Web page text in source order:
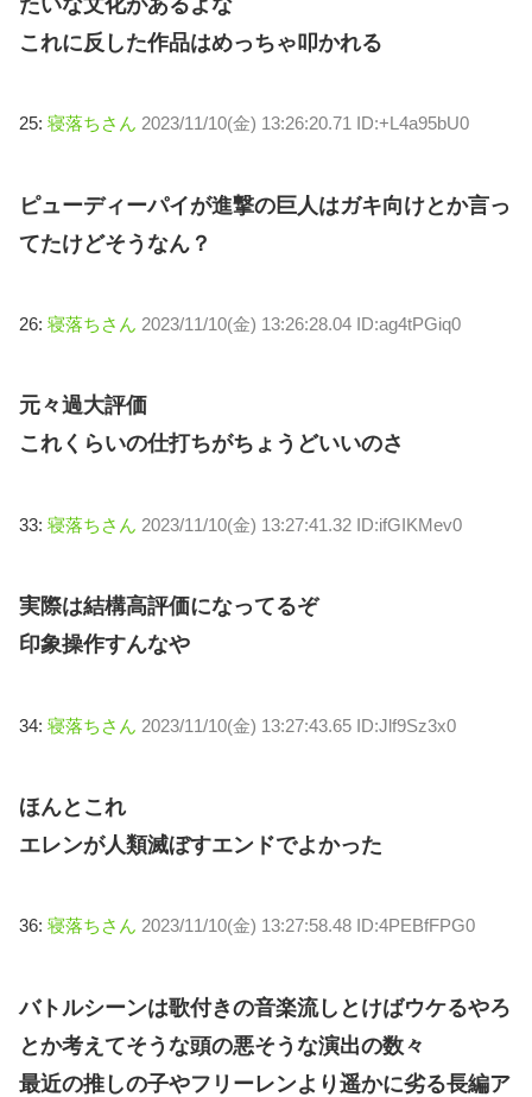
これに反した作品はめっちゃ叩かれる
25: 寝落ちさん 2023/11/10(金) 13:26:20.71 ID:+L4a95bU0
ピューディーパイが進撃の巨人はガキ向けとか言っ
てたけどそうなん？
26: 寝落ちさん 2023/11/10(金) 13:26:28.04 ID:ag4tPGiq0
元々過大評価
これくらいの仕打ちがちょうどいいのさ
33: 寝落ちさん 2023/11/10(金) 13:27:41.32 ID:ifGIKMev0
実際は結構高評価になってるぞ
印象操作すんなや
34: 寝落ちさん 2023/11/10(金) 13:27:43.65 ID:Jlf9Sz3x0
ほんとこれ
エレンが人類滅ぼすエンドでよかった
36: 寝落ちさん 2023/11/10(金) 13:27:58.48 ID:4PEBfFPG0
バトルシーンは歌付きの音楽流しとけばウケるやろ
とか考えてそうな頭の悪そうな演出の数々
最近の推しの子やフリーレンより遥かに劣る長編ア